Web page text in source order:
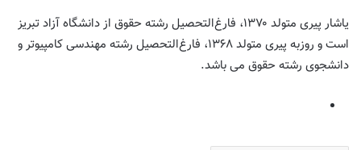
یاشار پیری متولد ۱۳۷۰، فارغ‌التحصیل رشته حقوق از دانشگاه آزاد تبریز
است و روزبه پیری متولد ۱۳۶۸، فارغ‌التحصیل رشته مهندسی کامپیوتر و
دانشجوی رشته حقوق می باشد.